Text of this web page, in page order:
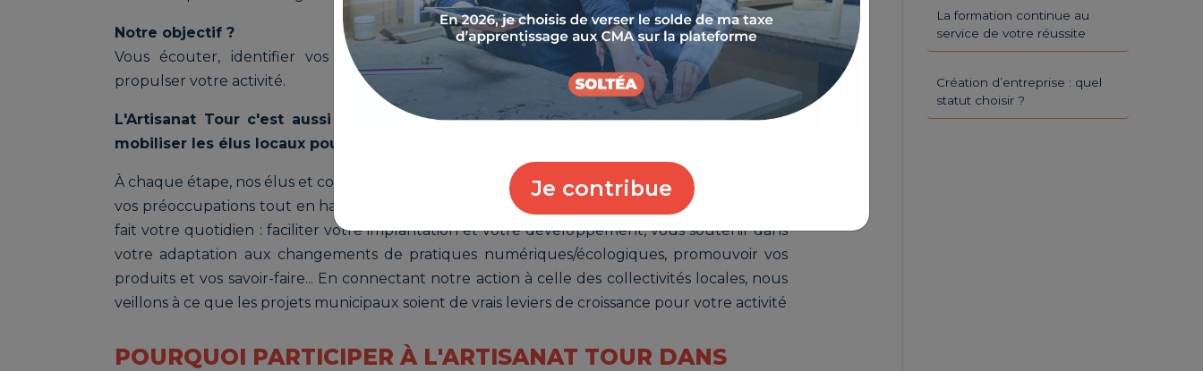
Je contribue
Notre objectif ?
Vous écouter, identifier vos besoins et vous proposer des solutions sur-mesure pour
propulser votre activité.
L'Artisanat Tour c'est aussi l'occasion pour la CMA de faire entendre votre voix et
mobiliser les élus locaux pour votre quotidien !
À chaque étape, nos élus et collaborateurs iront à la rencontre de vos élus locaux pour placer
vos préoccupations tout en haut de leur agenda et sensibiliser les décideurs publics à ce qui
fait votre quotidien : faciliter votre implantation et votre développement, vous soutenir dans
votre adaptation aux changements de pratiques numériques/écologiques, promouvoir vos
produits et vos savoir-faire... En connectant notre action à celle des collectivités locales, nous
veillons à ce que les projets municipaux soient de vrais leviers de croissance pour votre activité
POURQUOI PARTICIPER À L'ARTISANAT TOUR DANS
La formation continue au
service de votre réussite
Création d’entreprise : quel
statut choisir ?